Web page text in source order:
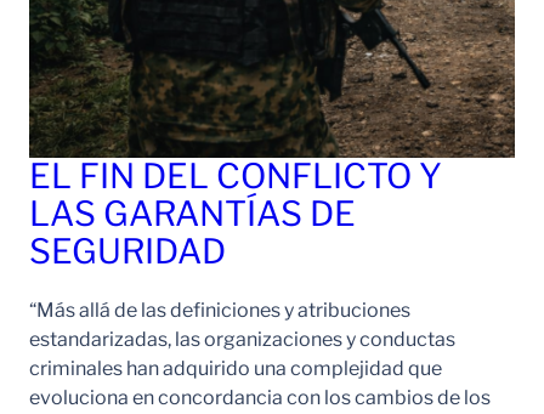
EL FIN DEL CONFLICTO Y
LAS GARANTÍAS DE
SEGURIDAD
“Más allá de las definiciones y atribuciones
estandarizadas, las organizaciones y conductas
criminales han adquirido una complejidad que
evoluciona en concordancia con los cambios de los